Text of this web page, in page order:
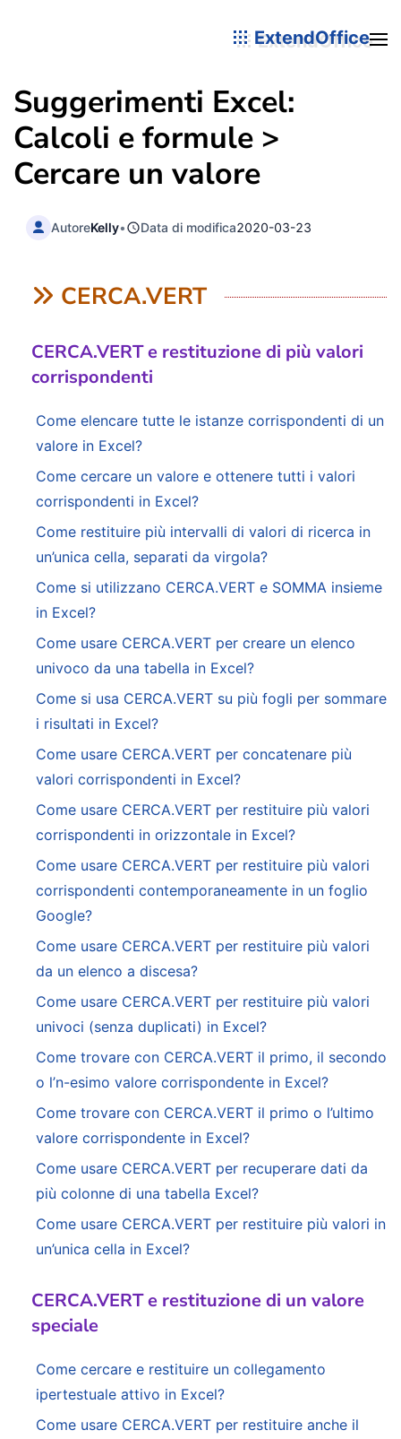
ExtendOffice
Suggerimenti Excel:
Calcoli e formule >
Cercare un valore
AutoreKelly• Data di modifica2020-03-23
CERCA.VERT
CERCA.VERT e restituzione di più valori
corrispondenti
Come elencare tutte le istanze corrispondenti di un
valore in Excel?
Come cercare un valore e ottenere tutti i valori
corrispondenti in Excel?
Come restituire più intervalli di valori di ricerca in
un’unica cella, separati da virgola?
Come si utilizzano CERCA.VERT e SOMMA insieme
in Excel?
Come usare CERCA.VERT per creare un elenco
univoco da una tabella in Excel?
Come si usa CERCA.VERT su più fogli per sommare
i risultati in Excel?
Come usare CERCA.VERT per concatenare più
valori corrispondenti in Excel?
Come usare CERCA.VERT per restituire più valori
corrispondenti in orizzontale in Excel?
Come usare CERCA.VERT per restituire più valori
corrispondenti contemporaneamente in un foglio
Google?
Come usare CERCA.VERT per restituire più valori
da un elenco a discesa?
Come usare CERCA.VERT per restituire più valori
univoci (senza duplicati) in Excel?
Come trovare con CERCA.VERT il primo, il secondo
o l’n-esimo valore corrispondente in Excel?
Come trovare con CERCA.VERT il primo o l’ultimo
valore corrispondente in Excel?
Come usare CERCA.VERT per recuperare dati da
più colonne di una tabella Excel?
Come usare CERCA.VERT per restituire più valori in
un’unica cella in Excel?
CERCA.VERT e restituzione di un valore
speciale
Come cercare e restituire un collegamento
ipertestuale attivo in Excel?
Come usare CERCA.VERT per restituire anche il